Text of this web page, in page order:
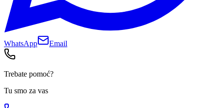
WhatsApp Email
Trebate pomoć?
Tu smo za vas